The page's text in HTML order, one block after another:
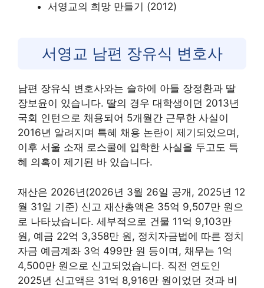
서영교의 희망 만들기 (2012)
서영교 남편 장유식 변호사
남편 장유식 변호사와는 슬하에 아들 장정환과 딸
장보윤이 있습니다. 딸의 경우 대학생이던 2013년
국회 인턴으로 채용되어 5개월간 근무한 사실이
2016년 알려지며 특혜 채용 논란이 제기되었으며,
이후 서울 소재 로스쿨에 입학한 사실을 두고도 특
혜 의혹이 제기된 바 있습니다.
재산은 2026년(2026년 3월 26일 공개, 2025년 12
월 31일 기준) 신고 재산총액은 35억 9,507만 원으
로 나타났습니다. 세부적으로 건물 11억 9,103만
원, 예금 22억 3,358만 원, 정치자금법에 따른 정치
자금 예금계좌 3억 499만 원 등이며, 채무는 1억
4,500만 원으로 신고되었습니다. 직전 연도인
2025년 신고액은 31억 8,916만 원이었던 것과 비